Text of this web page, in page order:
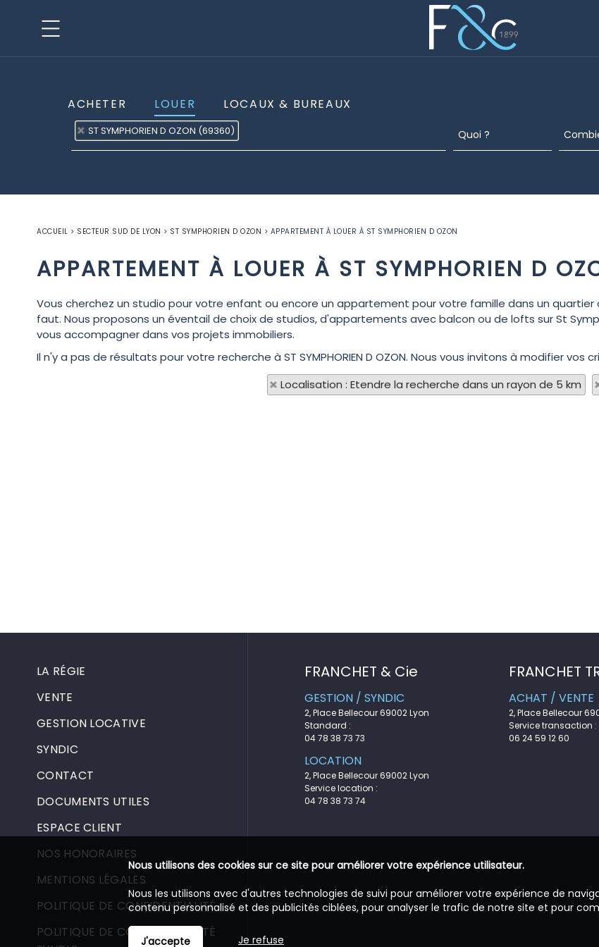
ACHETER LOUER LOCAUX & BUREAUX
ST SYMPHORIEN D OZON (69360)
ACCUEIL > SECTEUR SUD DE LYON > ST SYMPHORIEN D OZON > APPARTEMENT À LOUER À ST SYMPHORIEN D OZON
APPARTEMENT À LOUER À ST SYMPHORIEN D
Vous cherchez un studio pour votre enfant ou encore un appartement pour votre famille dans un
faut. Nous proposons un éventail de choix de studios, d'appartements avec balcon ou de lofts sur St
vous accompagner dans vos projets immobiliers.
Il n'y a pas de résultats pour votre recherche à ST SYMPHORIEN D OZON. Nous vous invitons à modifier vos
Localisation : Etendre la recherche dans un rayon de 5 km
LA RÉGIE
VENTE
GESTION LOCATIVE
SYNDIC
CONTACT
DOCUMENTS UTILES
ESPACE CLIENT
NOS HONORAIRES
MENTIONS LÉGALES
POLITIQUE DE CONFIDENTIALITÉ
POLITIQUE DE CONFIDENTIALITÉ
FRANCHET & Cie
GESTION / SYNDIC
2, Place Bellecour 69002 Lyon
Standard :
04 78 38 73 73
LOCATION
2, Place Bellecour 69002 Lyon
Service location :
04 78 38 73 74
FRANCHET
ACHAT / VENTE
2, Place Bellecour
Service transaction :
06 24 59 12 60
Nous utilisons des cookies sur ce site pour améliorer votre expérience utilisateur.
Nous les utilisons avec d'autres technologies de suivi pour améliorer votre expérience de
contenu personnalisé et des publicités ciblées, pour analyser le trafic de notre site et pour
J'accepte Je refuse